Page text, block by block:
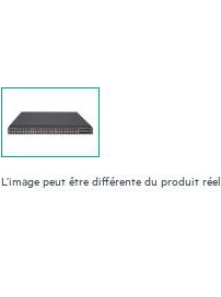
L’image peut être différente du produit réel